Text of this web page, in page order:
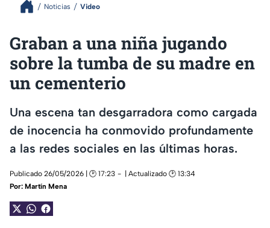
Noticias Video
Graban a una niña jugando
sobre la tumba de su madre en
un cementerio
Una escena tan desgarradora como cargada
de inocencia ha conmovido profundamente
a las redes sociales en las últimas horas.
Publicado 26/05/2026 | 🕑 17:23
| Actualizado 🕑 13:34
Por: Martín Mena